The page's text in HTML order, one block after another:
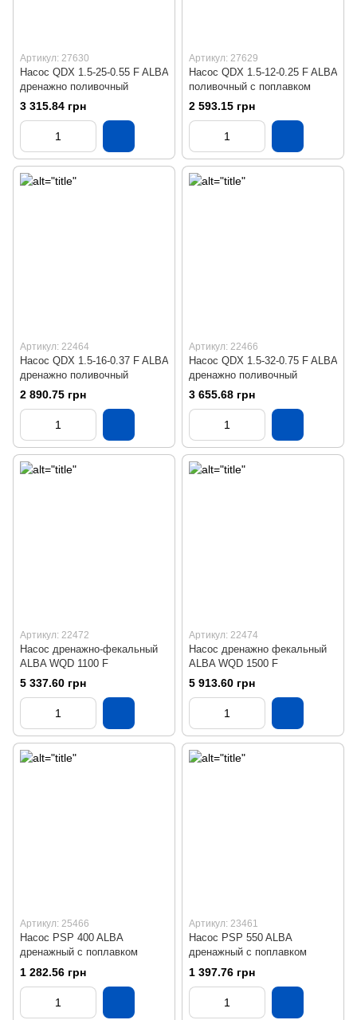
Артикул: 27630
Насос QDX 1.5-25-0.55 F ALBA
дренажно поливочный
3 315.84 грн
Артикул: 27629
Насос QDX 1.5-12-0.25 F ALBA
поливочный с поплавком
2 593.15 грн
Артикул: 22464
Насос QDX 1.5-16-0.37 F ALBA
дренажно поливочный
2 890.75 грн
Артикул: 22466
Насос QDX 1.5-32-0.75 F ALBA
дренажно поливочный
3 655.68 грн
Артикул: 22472
Насос дренажно-фекальный
ALBA WQD 1100 F
5 337.60 грн
Артикул: 22474
Насос дренажно фекальный
ALBA WQD 1500 F
5 913.60 грн
Артикул: 25466
Насос PSP 400 ALBA
дренажный с поплавком
1 282.56 грн
Артикул: 23461
Насос PSP 550 ALBA
дренажный с поплавком
1 397.76 грн